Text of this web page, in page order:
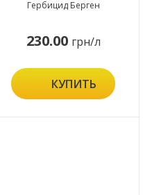
Гербицид Берген
230.00 грн/л
КУПИТЬ